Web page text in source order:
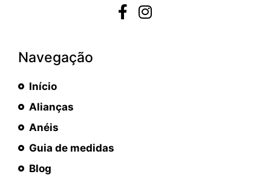
Navegação
Início
Alianças
Anéis
Guia de medidas
Blog